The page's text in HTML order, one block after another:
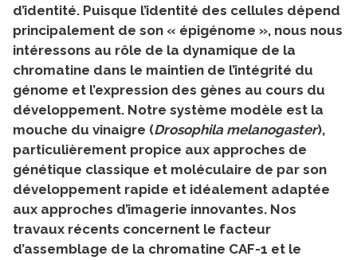
d’identité. Puisque l’identité des cellules dépend
principalement de son « épigénome », nous nous
intéressons au rôle de la dynamique de la
chromatine dans le maintien de l’intégrité du
génome et l’expression des gènes au cours du
développement. Notre système modèle est la
mouche du vinaigre (Drosophila melanogaster),
particulièrement propice aux approches de
génétique classique et moléculaire de par son
développement rapide et idéalement adaptée
aux approches d’imagerie innovantes. Nos
travaux récents concernent le facteur
d’assemblage de la chromatine CAF-1 et le